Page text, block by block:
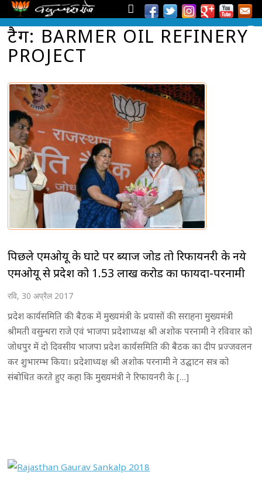
टैग: BARMER OIL REFINERY
PROJECT
पिछले एमओयू के घाटे पर ब्याज जोडें तो रिफायनरी के नये
एमओयू से प्रदेश को 1.53 लाख करोड का फायदा-परनामी
रवि, 30 अप्रैल 2017
प्रदेश कार्यसमिति की बैठक में मुख्यमंत्री के प्रयासों की सराहना मुख्यमंत्री
श्रीमती वसुन्धरा राजे एवं भाजपा प्रदेशाध्यक्ष श्री अशोक परनामी ने रविवार को
जोधपुर में दो दिवसीय भाजपा प्रदेश कार्यसमिति की बैठक का दीप प्रज्जवलन
कर शुभारम्भ किया। प्रदेशाध्यक्ष श्री अशोक परनामी ने उद्घाटन सत्र को
संबोधित करते हुए कहा कि मुख्यमंत्री ने रिफायनरी के […]